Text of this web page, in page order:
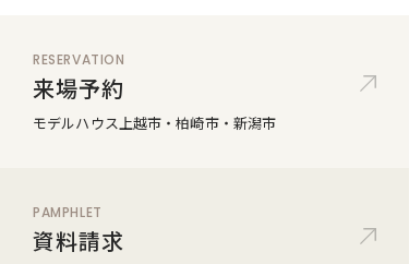
RESERVATION
来場予約
モデルハウス上越市・柏崎市・新潟市
PAMPHLET
資料請求